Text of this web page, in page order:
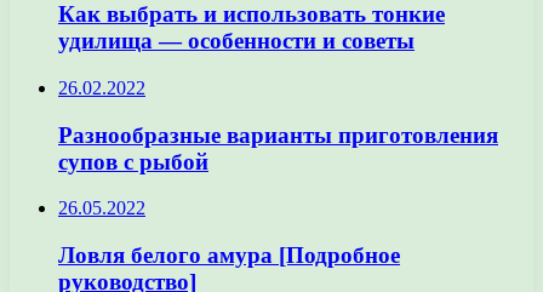
Как выбрать и использовать тонкие
удилища — особенности и советы
26.02.2022
Разнообразные варианты приготовления
супов с рыбой
26.05.2022
Ловля белого амура [Подробное
руководство]